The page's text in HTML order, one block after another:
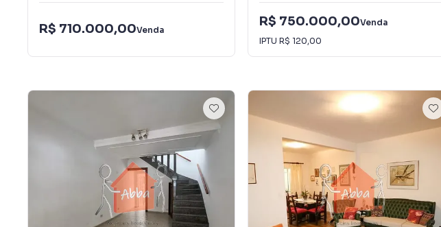
R$ 710.000,00Venda
R$ 750.000,00Venda
IPTU R$ 120,00